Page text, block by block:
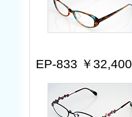
EP-833 ￥32,400